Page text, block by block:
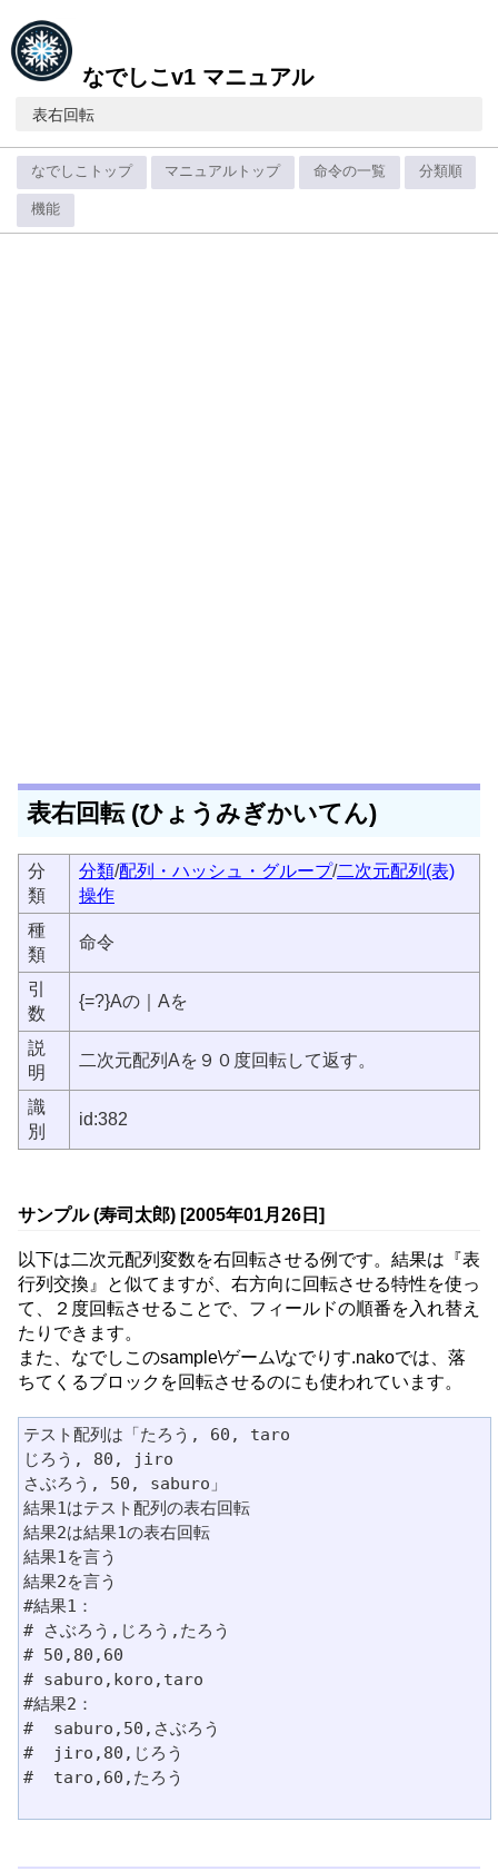
なでしこv1 マニュアル
表右回転
なでしこトップ マニュアルトップ 命令の一覧 分類順
機能
表右回転 (ひょうみぎかいてん)
分
類
分類/配列・ハッシュ・グループ/二次元配列(表)
操作
種
類
命令
引
数
{=?}Aの｜Aを
説
明
二次元配列Aを９０度回転して返す。
識
別
id:382
サンプル (寿司太郎) [2005年01月26日]
以下は二次元配列変数を右回転させる例です。結果は『表
行列交換』と似てますが、右方向に回転させる特性を使っ
て、２度回転させることで、フィールドの順番を入れ替え
たりできます。
また、なでしこのsample\ゲーム\なでりす.nakoでは、落
ちてくるブロックを回転させるのにも使われています。
テスト配列は「たろう, 60, taro
じろう, 80, jiro
さぶろう, 50, saburo」
結果1はテスト配列の表右回転
結果2は結果1の表右回転
結果1を言う
結果2を言う
#結果1：
# さぶろう,じろう,たろう
# 50,80,60
# saburo,koro,taro
#結果2：
#  saburo,50,さぶろう
#  jiro,80,じろう
#  taro,60,たろう